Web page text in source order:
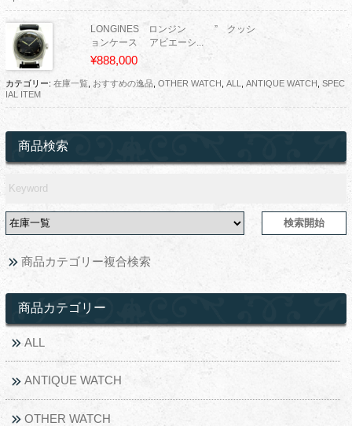
LONGINES ロンジン ” クッシ
ョンケース アビエーシ...
¥888,000
カテゴリー: 在庫一覧, おすすめの逸品, OTHER WATCH ALL ANTIQUE WATCH SPEC
IAL ITEM
商品検索
商品カテゴリー複合検索
商品カテゴリー
ALL
ANTIQUE WATCH
OTHER WATCH